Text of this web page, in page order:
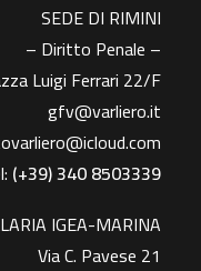
SEDE DI RIMINI
– Diritto Penale –
Luigi Ferrari 22/F
gfv@varliero.it
(+39) 340 8503339
IGEA-MARINA
Via C. Pavese 21